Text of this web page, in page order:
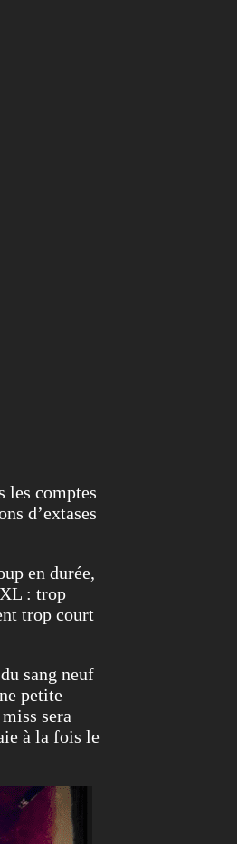
les comptes
d’extases
en durée,
: trop
trop court
sang neuf
petite
sera
à la fois le